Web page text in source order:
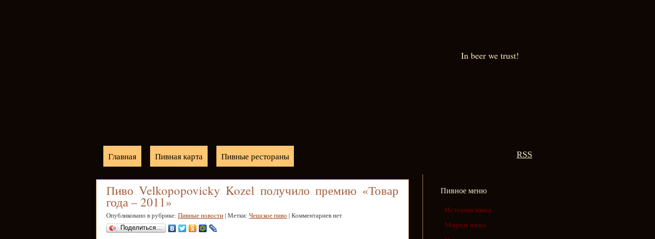
In beer we trust!
RSS
Главная Пивная карта Пивные рестораны
Пиво Velkopopovicky Kozel получило премию «Товар
года – 2011»
Опубликовано в рубрике: Пивные новости | Метки: Чешское пиво | Комментариев нет
Поделиться…
Пивное меню
История пива
Марки пива